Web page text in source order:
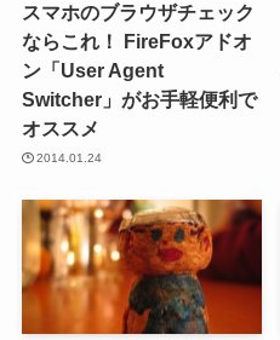
スマホのブラウザチェック
ならこれ！ FireFoxアドオ
ン「User Agent
Switcher」がお手軽便利で
オススメ
2014.01.24